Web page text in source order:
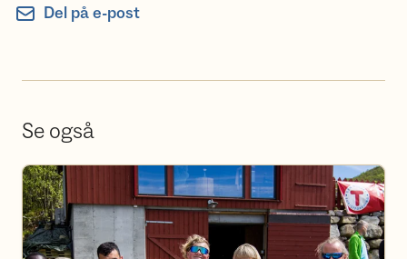
Del på e-post
Se også
Bli frivillig